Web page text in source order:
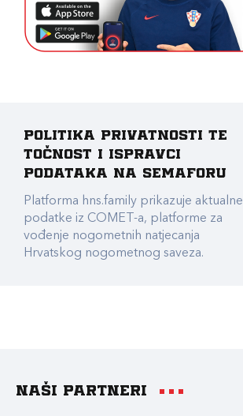
Politika privatnosti te
točnost i ispravci
podataka na Semaforu
Platforma hns.family prikazuje aktualne
podatke iz COMET-a, platforme za
vođenje nogometnih natjecanja
Hrvatskog nogometnog saveza.
Naši partneri